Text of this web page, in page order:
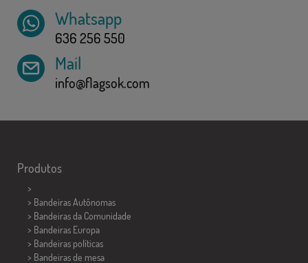
Whatsapp
636 256 550
Mail
info@flagsok.com
Produtos
>
> Bandeiras Autônomas
> Bandeiras da Comunidade
> Bandeiras Europa
> Bandeiras políticas
> Bandeiras de mesa